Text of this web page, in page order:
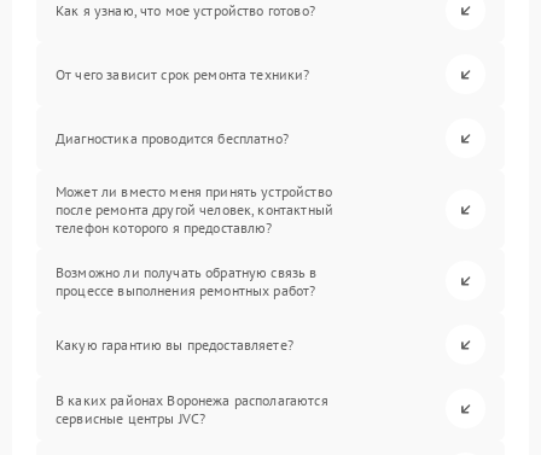
Как я узнаю, что мое устройство готово?
От чего зависит срок ремонта техники?
Диагностика проводится бесплатно?
Может ли вместо меня принять устройство
после ремонта другой человек, контактный
телефон которого я предоставлю?
Возможно ли получать обратную связь в
процессе выполнения ремонтных работ?
Какую гарантию вы предоставляете?
В каких районах Воронежа располагаются
сервисные центры JVC?